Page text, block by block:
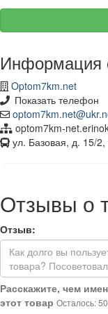
Информация
Optom7km.net
Показать телефон
optom7km-
ул. Базовая, д. 15/2,
Отзывы о
Отзыв:
Расскажите, чем
этот товар Осталось: